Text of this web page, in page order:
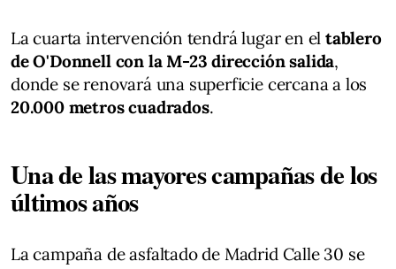
La cuarta intervención tendrá lugar en eltablero
de O'Donnell con la M-23 dirección salida,
donde se renovará una superficie cercana a los
20.000 metros cuadrados.
Una de las mayores campañas de los
últimos años
La campaña de asfaltado de Madrid Calle 30 se